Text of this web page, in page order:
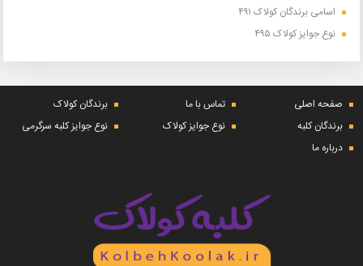
اسامی برندگان کولاک ۴۹۱
نوع جوایز کولاک ۴۹۵
صفحه اصلی تماس با ما
برندگان کولاک
برندگان کلبه
نوع جوایز کولاک
نوع جوایز کلبه سرگرمی
درباره ما